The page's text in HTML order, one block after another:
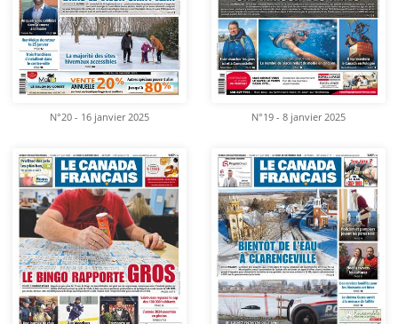
N°20 - 16 janvier 2025 N°19 - 8 janvier 2025